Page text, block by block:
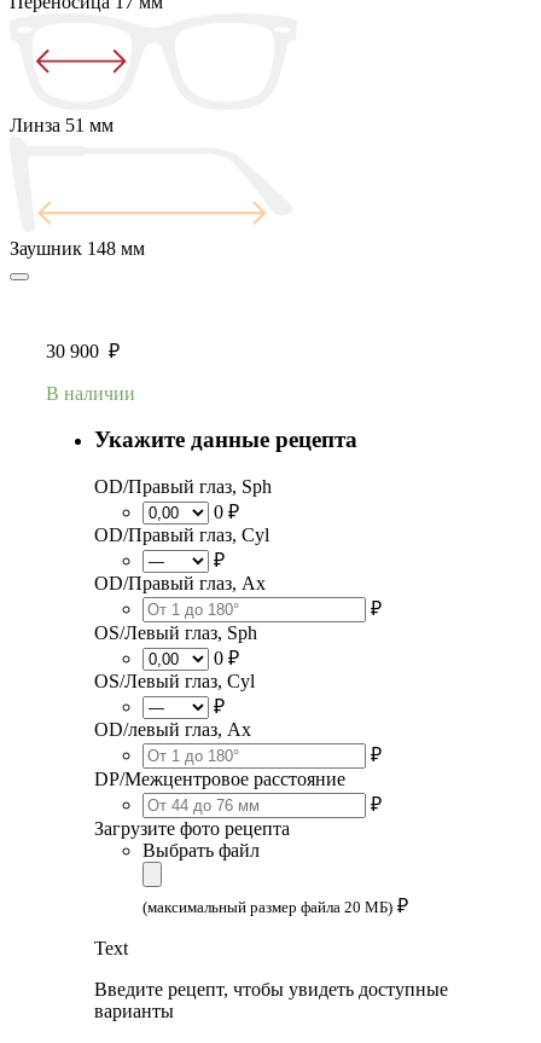
Линза 51 мм
Заушник 148 мм
30 900 ₽
В наличии
Укажите данные рецепта
OD/Правый глаз, Sph
0 ₽
OD/Правый глаз, Cyl
₽
OD/Правый глаз, Ax
₽
OS/Левый глаз, Sph
0 ₽
OS/Левый глаз, Cyl
₽
OD/левый глаз, Ax
₽
DP/Межцентровое расстояние
₽
Загрузите фото рецепта
Выбрать файл
(максимальный размер файла 20 МБ) ₽
Text
Введите рецепт, чтобы увидеть доступные
варианты